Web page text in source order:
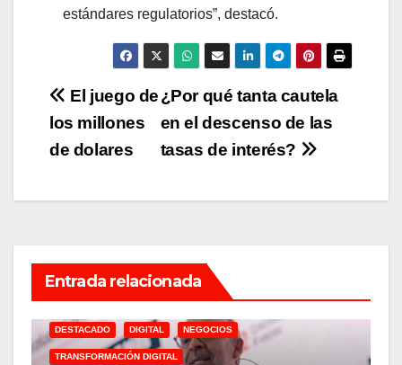
estándares regulatorios”, destacó.
Navegación
de
¿Por qué tanta cautela
en el descenso de las
tasas de interés?
El juego de
los millones
de dolares
Entrada relacionada
DESTACADO DIGITAL NEGOCIOS
TRANSFORMACIÓN DIGITAL